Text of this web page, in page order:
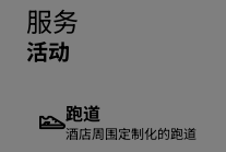
服务
活动
跑道
酒店周围定制化的跑道